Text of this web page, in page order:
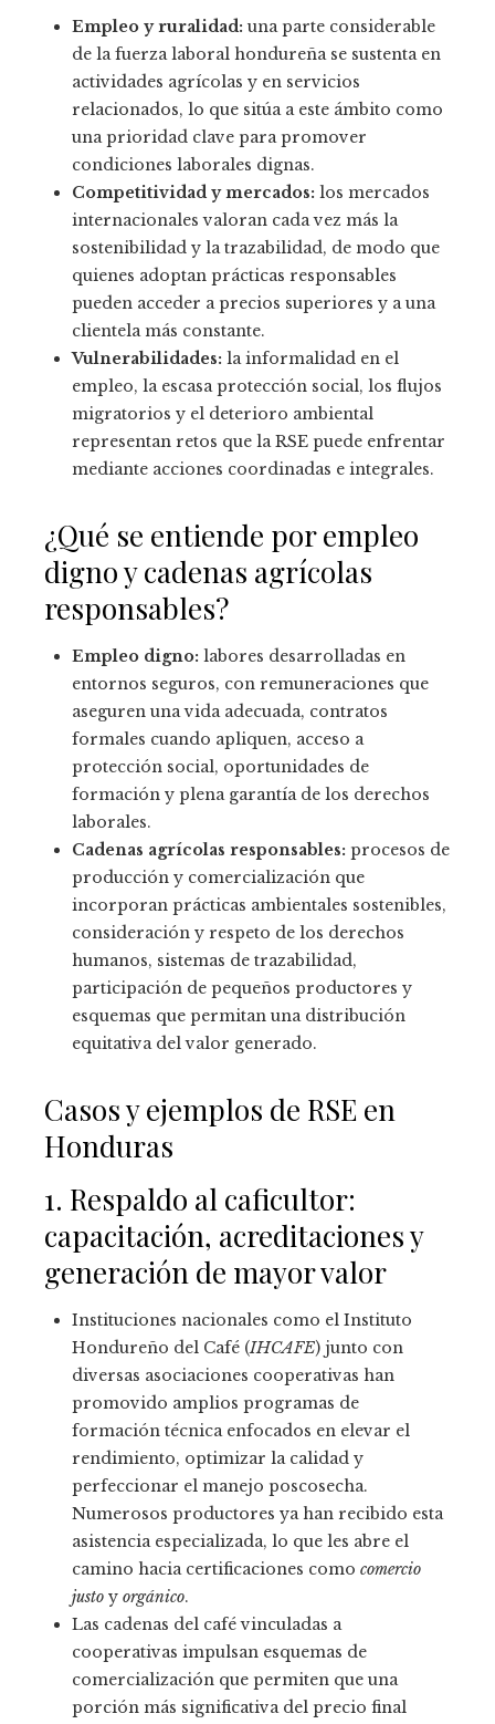
Empleo y ruralidad: una parte considerable
de la fuerza laboral hondureña se sustenta en
actividades agrícolas y en servicios
relacionados, lo que sitúa a este ámbito como
una prioridad clave para promover
condiciones laborales dignas.
Competitividad y mercados: los mercados
internacionales valoran cada vez más la
sostenibilidad y la trazabilidad, de modo que
quienes adoptan prácticas responsables
pueden acceder a precios superiores y a una
clientela más constante.
Vulnerabilidades: la informalidad en el
empleo, la escasa protección social, los flujos
migratorios y el deterioro ambiental
representan retos que la RSE puede enfrentar
mediante acciones coordinadas e integrales.
¿Qué se entiende por empleo
digno y cadenas agrícolas
responsables?
Empleo digno: labores desarrolladas en
entornos seguros, con remuneraciones que
aseguren una vida adecuada, contratos
formales cuando apliquen, acceso a
protección social, oportunidades de
formación y plena garantía de los derechos
laborales.
Cadenas agrícolas responsables: procesos de
producción y comercialización que
incorporan prácticas ambientales sostenibles,
consideración y respeto de los derechos
humanos, sistemas de trazabilidad,
participación de pequeños productores y
esquemas que permitan una distribución
equitativa del valor generado.
Casos y ejemplos de RSE en
Honduras
1. Respaldo al caficultor:
capacitación, acreditaciones y
generación de mayor valor
Instituciones nacionales como el Instituto
Hondureño del Café (IHCAFE) junto con
diversas asociaciones cooperativas han
promovido amplios programas de
formación técnica enfocados en elevar el
rendimiento, optimizar la calidad y
perfeccionar el manejo poscosecha.
Numerosos productores ya han recibido esta
asistencia especializada, lo que les abre el
camino hacia certificaciones como comercio
justo y orgánico.
Las cadenas del café vinculadas a
cooperativas impulsan esquemas de
comercialización que permiten que una
porción más significativa del precio final